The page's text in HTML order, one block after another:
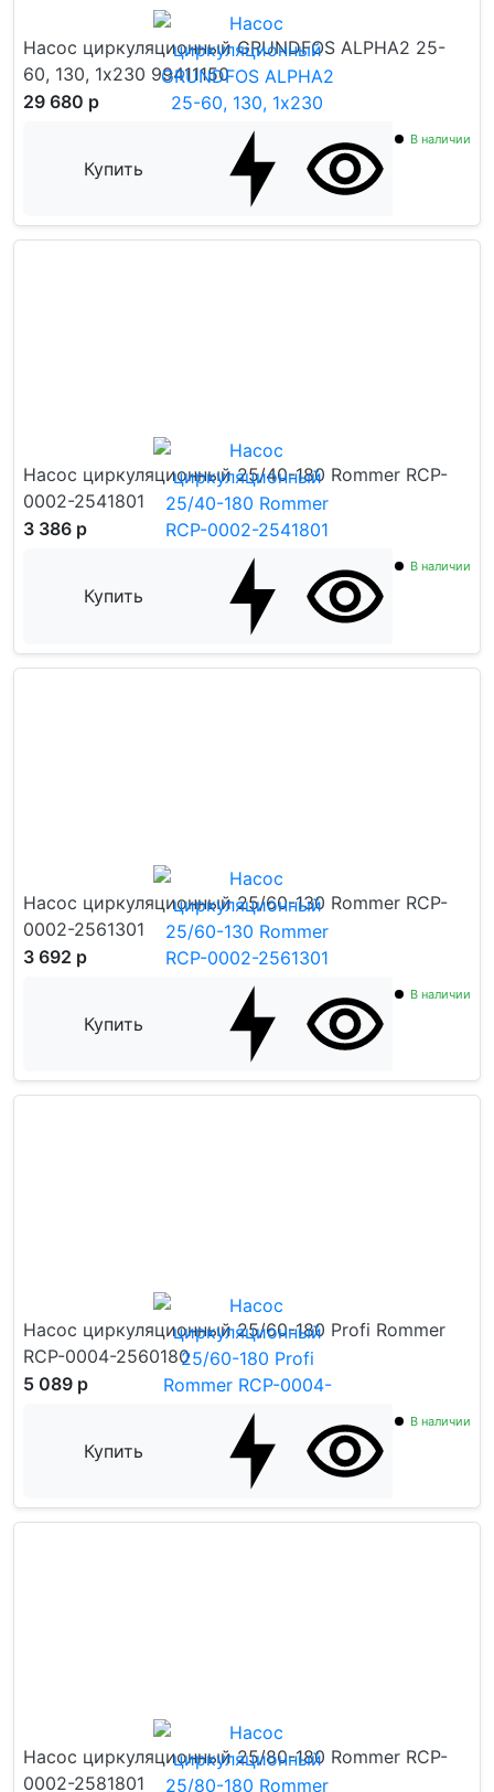
Насос циркуляционный GRUNDFOS ALPHA2 25-
60, 130, 1х230 99411150
29 680 р
Купить
В наличии
Насос циркуляционный 25/40-180 Rommer RCP-
0002-2541801
3 386 р
Купить
В наличии
Насос циркуляционный 25/60-130 Rommer RCP-
0002-2561301
3 692 р
Купить
В наличии
Насос циркуляционный 25/60-180 Profi Rommer
RCP-0004-2560180
5 089 р
Купить
В наличии
Насос циркуляционный 25/80-180 Rommer RCP-
0002-2581801